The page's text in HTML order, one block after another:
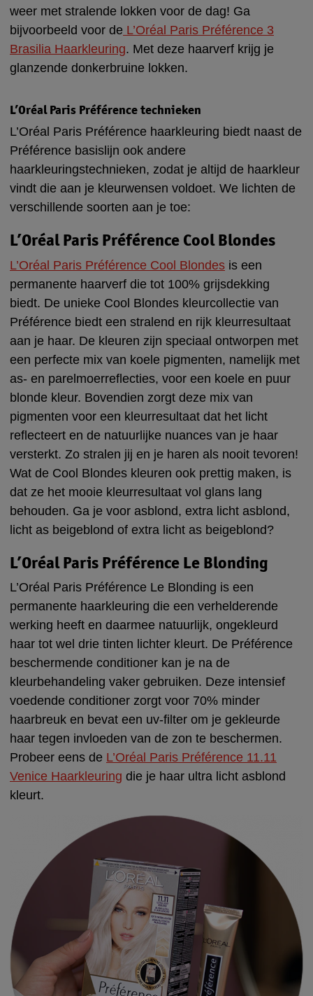
weer met stralende lokken voor de dag! Ga
bijvoorbeeld voor de L’Oréal Paris Préférence 3
Brasilia Haarkleuring. Met deze haarverf krijg je
glanzende donkerbruine lokken.
L’Oréal Paris Préférence technieken
L’Oréal Paris Préférence haarkleuring biedt naast de
Préférence basislijn ook andere
haarkleuringstechnieken, zodat je altijd de haarkleur
vindt die aan je kleurwensen voldoet. We lichten de
verschillende soorten aan je toe:
L’Oréal Paris Préférence Cool Blondes
L’Oréal Paris Préférence Cool Blondes is een
permanente haarverf die tot 100% grijsdekking
biedt. De unieke Cool Blondes kleurcollectie van
Préférence biedt een stralend en rijk kleurresultaat
aan je haar. De kleuren zijn speciaal ontworpen met
een perfecte mix van koele pigmenten, namelijk met
as- en parelmoerreflecties, voor een koele en puur
blonde kleur. Bovendien zorgt deze mix van
pigmenten voor een kleurresultaat dat het licht
reflecteert en de natuurlijke nuances van je haar
versterkt. Zo stralen jij en je haren als nooit tevoren!
Wat de Cool Blondes kleuren ook prettig maken, is
dat ze het mooie kleurresultaat vol glans lang
behouden. Ga je voor asblond, extra licht asblond,
licht as beigeblond of extra licht as beigeblond?
L’Oréal Paris Préférence Le Blonding
L’Oréal Paris Préférence Le Blonding is een
permanente haarkleuring die een verhelderende
werking heeft en daarmee natuurlijk, ongekleurd
haar tot wel drie tinten lichter kleurt. De Préférence
beschermende conditioner kan je na de
kleurbehandeling vaker gebruiken. Deze intensief
voedende conditioner zorgt voor 70% minder
haarbreuk en bevat een uv-filter om je gekleurde
haar tegen invloeden van de zon te beschermen.
Probeer eens de L’Oréal Paris Préférence 11.11
Venice Haarkleuring die je haar ultra licht asblond
kleurt.